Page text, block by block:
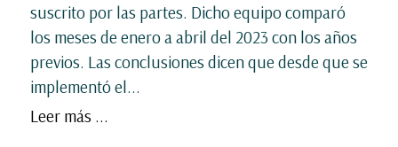
suscrito por las partes. Dicho equipo comparó
los meses de enero a abril del 2023 con los años
previos. Las conclusiones dicen que desde que se
implementó el...
Leer más ...